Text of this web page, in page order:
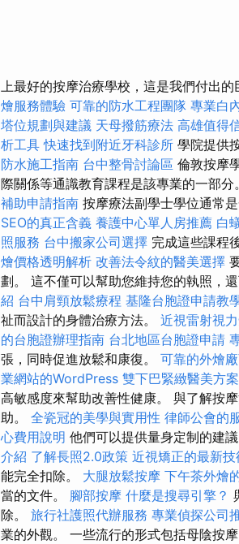
上最好的按摩治療學校，這是我們付出的
燴服務體驗 可靠的防水工程團隊 專業白
塔位規劃與建議 天母撥筋療法 高雄值得
析工具 快速找到附近牙科診所 學院提供
防水施工指南 台中整骨討論區 倫敦按摩
際關係等通識教育課程是該專業的一部分
補助申請指南 按摩療法副學士學位通常
SEO的真正含義 養護中心單人房推薦 白
照服務 台中搬家公司選擇 完成這些課程
燴價格透明解析 改善法令紋的醫美選擇
劃。 這不僅可以幫助您維持您的執照，
紹 台中肩頸放鬆療程 基隆台胞證申請教
祉而設計的身體治療方法。 近視雷射視
的台胞證辦理指南 台北地區台胞證申請
張，同時促進放鬆和康復。 可靠的外燴
業網站的WordPress 雙下巴緊緻醫美方案
高敏感度來幫助改善性健康。 與了解按
助。 全瓷冠的美學與實用性 律師公會的
心費用說明 他們可以提供量身定制的建
介紹 了解長照2.0政策 近視矯正的最新技
能完全扣除。 大腿放鬆按摩 下午茶外燴
當的文件。 腳部按摩 什麼是搜尋引擎？
除。 旅行社護照代辦服務 專業偵探公司
業的外觀。 一些流行的形式包括母陰按